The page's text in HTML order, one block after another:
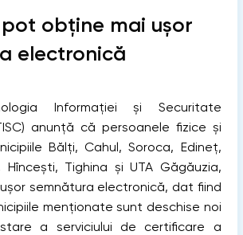
obține mai ușor
electronică
Informației și Securitate
anunță că persoanele fizice și
Bălți, Cahul, Soroca, Edineț,
Hîncești, Tighina și UTA Găgăuzia,
semnătura electronică, dat fiind
menționate sunt deschise noi
a serviciului de certificare a